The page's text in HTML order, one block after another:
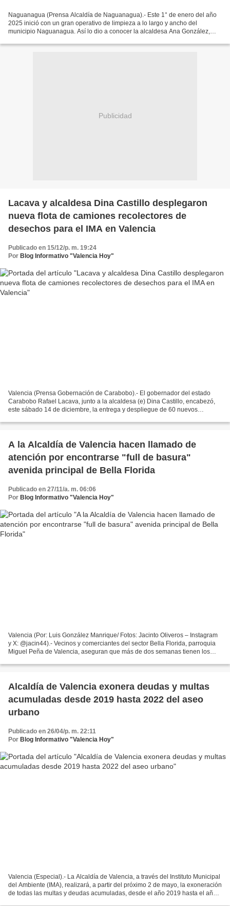
Naguanagua (Prensa Alcaldía de Naguanagua).- Este 1° de enero del año
2025 inició con un gran operativo de limpieza a lo largo y ancho del
municipio Naguanagua. Así lo dio a conocer la alcaldesa Ana González,
Publicidad
Lacava y alcaldesa Dina Castillo desplegaron
nueva flota de camiones recolectores de
desechos para el IMA en Valencia
Publicado en 15/12/p. m. 19:24
Por Blog Informativo "Valencia Hoy"
Valencia (Prensa Gobernación de Carabobo).- El gobernador del estado
Carabobo Rafael Lacava, junto a la alcaldesa (e) Dina Castillo, encabezó,
este sábado 14 de diciembre, la entrega y despliegue de 60 nuevos
A la Alcaldía de Valencia hacen llamado de
atención por encontrarse "full de basura"
avenida principal de Bella Florida
Publicado en 27/11/a. m. 06:06
Por Blog Informativo "Valencia Hoy"
Valencia (Por: Luis González Manrique/ Fotos: Jacinto Oliveros – Instagram
y X: @jacin44).- Vecinos y comerciantes del sector Bella Florida, parroquia
Miguel Peña de Valencia, aseguran que más de dos semanas tienen los
Alcaldía de Valencia exonera deudas y multas
acumuladas desde 2019 hasta 2022 del aseo
urbano
Publicado en 26/04/p. m. 22:11
Por Blog Informativo "Valencia Hoy"
Valencia (Especial).- La Alcaldía de Valencia, a través del Instituto Municipal
del Ambiente (IMA), realizará, a partir del próximo 2 de mayo, la exoneración
de todas las multas y deudas acumuladas, desde el año 2019 hasta el año